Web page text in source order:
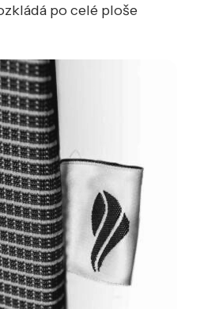
po celé ploše